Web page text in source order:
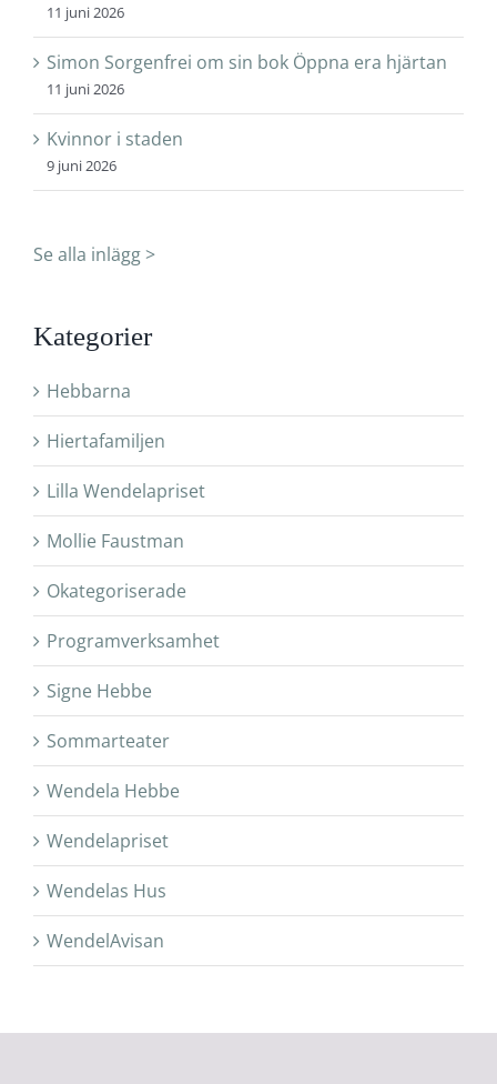
11 juni 2026
Simon Sorgenfrei om sin bok Öppna era hjärtan
11 juni 2026
Kvinnor i staden
9 juni 2026
Se alla inlägg >
Kategorier
Hebbarna
Hiertafamiljen
Lilla Wendelapriset
Mollie Faustman
Okategoriserade
Programverksamhet
Signe Hebbe
Sommarteater
Wendela Hebbe
Wendelapriset
Wendelas Hus
WendelAvisan